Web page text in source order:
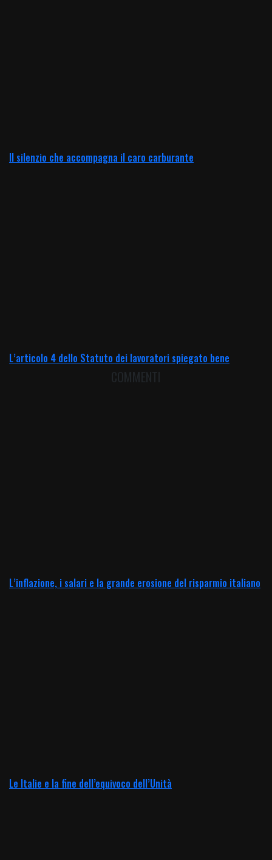
Il silenzio che accompagna il caro carburante
L’articolo 4 dello Statuto dei lavoratori spiegato bene
COMMENTI
L’inflazione, i salari e la grande erosione del risparmio italiano
Le Italie e la fine dell’equivoco dell’Unità